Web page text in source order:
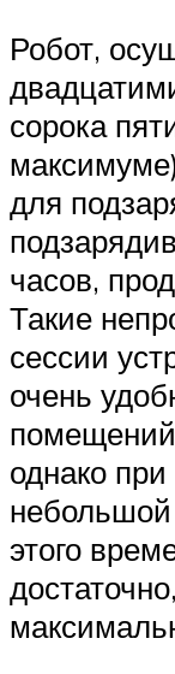
Робот,
сорока
для
часов,
Такие
сессии
очень
однако
этого